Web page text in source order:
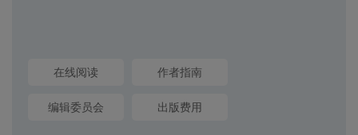
在线阅读 作者指南
编辑委员会 出版费用